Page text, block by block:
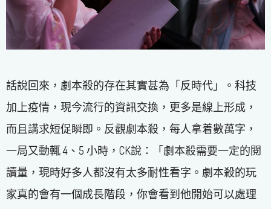
話說回來，劇本殺的存在其實甚為「反時代」。科技
加上疫情，現今流行的資訊交換，更多是線上形成，
而且講求短促瞬即。反觀劇本殺，每人拿着數萬字，
一局又動輒 4、5 小時，CK說：「劇本殺需要一定的閱
讀量，現時好多人都沒有太多耐性看字。劇本殺的玩
家真的會有一個成長階段，你會看到他開始可以處理